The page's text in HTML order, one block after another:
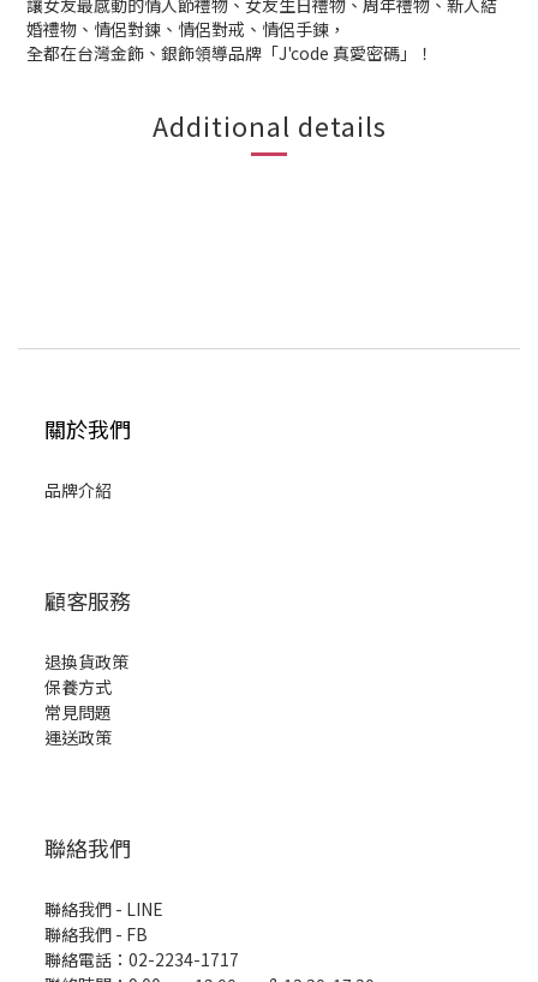
讓女友最感動的情人節禮物、女友生日禮物、周年禮物、新人結
婚禮物、情侶對鍊、情侶對戒、情侶手鍊，
全都在台灣金飾、銀飾領導品牌「J'code 真愛密碼」！
Additional details
關於我們
品牌介紹
顧客服務
退換貨政策
保養方式
常見問題
運送政策
聯絡我們
聯絡我們 - LINE
聯絡我們 - FB
聯絡電話：02-2234-1717